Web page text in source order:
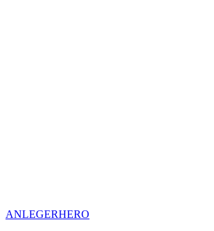
ANLEGERHERO